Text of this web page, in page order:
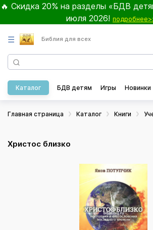
🔥 Скидка 20% на разделы «БДВ
июля 2026!
☰ Библия для всех
Каталог БДВ детям Игры Новинки
Главная страница Каталог Книги
Христос близко